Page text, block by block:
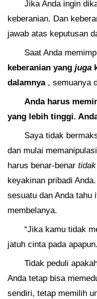
Jika Anda ingin
keberanian. Dan
jawab atas keputusan
Saat Anda
keberanian yang juga
dalamnya, semuanya
Anda harus
yang lebih tinggi.
Saya tidak
dan mulai
harus benar-benar
keyakinan pribadi
sesuatu dan Anda tahu
membelanya.
“Jika kamu tidak
jatuh cinta pada
Tidak peduli
Anda tetap bisa
sendiri, tetap memilih